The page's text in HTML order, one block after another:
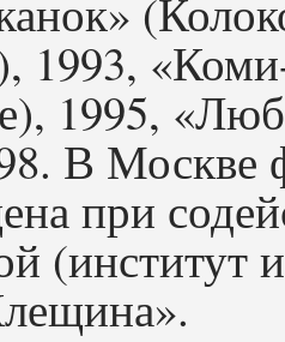
1993,
1995,
В
при
(институт